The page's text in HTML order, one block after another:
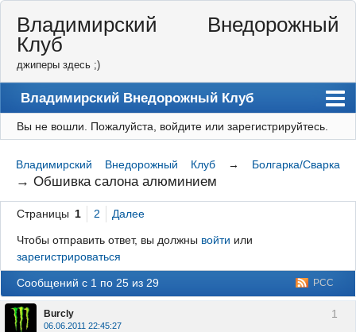
Владимирский Внедорожный
Клуб
джиперы здесь ;)
Владимирский Внедорожный Клуб
Форум
Правила
Регистрация
Вход
Вы не вошли. Пожалуйста, войдите или зарегистрируйтесь.
Владимирский Внедорожный Клуб → Болгарка/Сварка
→Обшивка салона алюминием
Страницы 1 2 Далее
Чтобы отправить ответ, вы должны войти или
зарегистрироваться
РСС
Сообщений с 1 по 25 из 29
1
Burcly
06.06.2011 22:45:27